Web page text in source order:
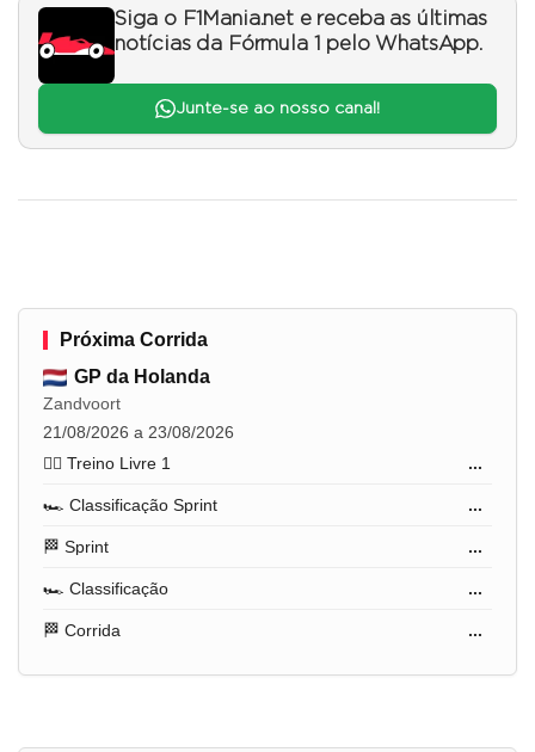
Siga o F1Mania.net e receba as últimas
notícias da Fórmula 1 pelo WhatsApp.
Junte-se ao nosso canal!
Próxima Corrida
GP da Holanda
Zandvoort
21/08/2026 a 23/08/2026
🏋️‍♂️ Treino Livre 1
...
🏎️ Classificação Sprint ...
🏁 Sprint ...
🏎️ Classificação ...
🏁 Corrida ...